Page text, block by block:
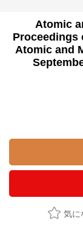
Atomic
Proceedings
Atomic and
気に